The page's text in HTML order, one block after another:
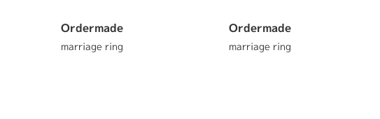
Ordermade
marriage ring
Ordermade
marriage ring